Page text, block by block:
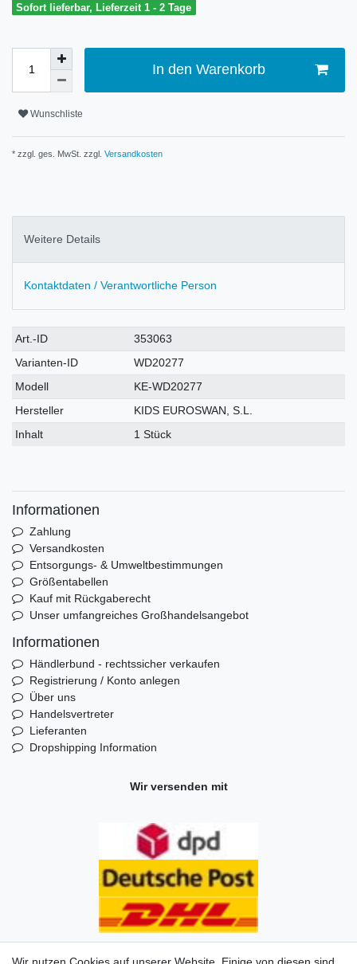
Sofort lieferbar, Lieferzeit 1 - 2 Tage
In den Warenkorb
Wunschliste
* zzgl. ges. MwSt. zzgl. Versandkosten
Weitere Details
Kontaktdaten / Verantwortliche Person
Technisches
Merkmal
Wert
Art.-ID
353063
Varianten-ID
WD20277
Modell
KE-WD20277
Hersteller
KIDS EUROSWAN, S.L.
Inhalt
1 Stück
Informationen
Zahlung
Versandkosten
Entsorgungs- & Umweltbestimmungen
Größentabellen
Kauf mit Rückgaberecht
Unser umfangreiches Großhandelsangebot
Informationen
Händlerbund - rechtssicher verkaufen
Registrierung / Konto anlegen
Über uns
Handelsvertreter
Lieferanten
Dropshipping Information
Wir versenden mit